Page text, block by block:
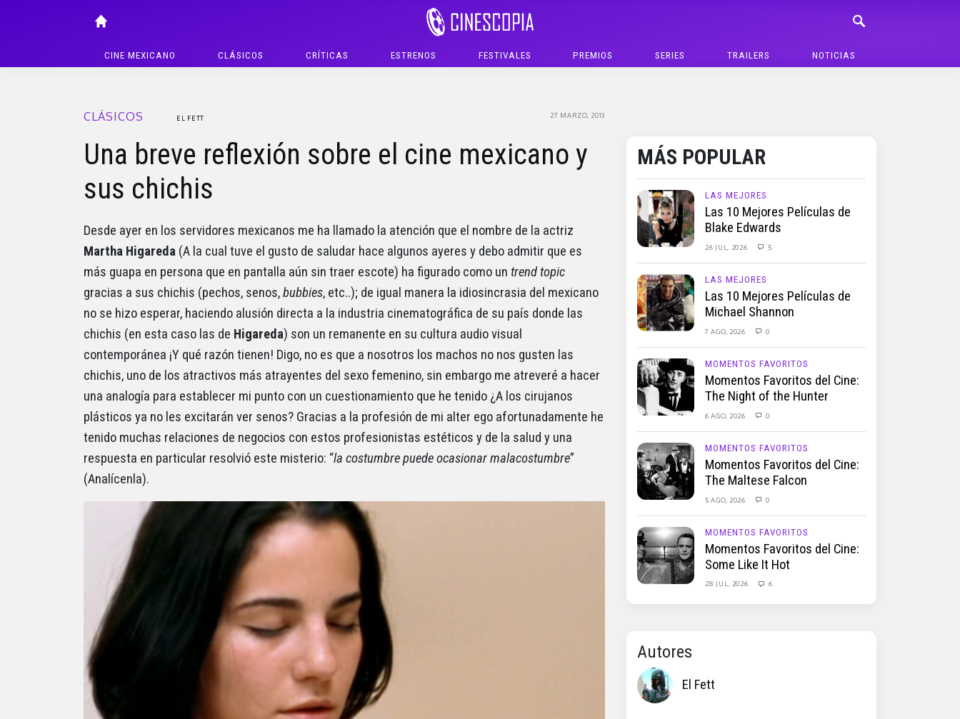
CINE MEXICANO CLÁSICOS CRÍTICAS ESTRENOS FESTIVALES PREMIOS SERIES TRAILERS NOTICIAS
CLÁSICOS 27 MARZO, 2013
EL FETT
Una breve reflexión sobre el cine mexicano y
sus chichis
Desde ayer en los servidores mexicanos me ha llamado la atención que el nombre de la actriz
Martha Higareda (A la cual tuve el gusto de saludar hace algunos ayeres y debo admitir que es
más guapa en persona que en pantalla aún sin traer escote) ha figurado como un trend topic
gracias a sus chichis (pechos, senos,bubbies, etc..); de igual manera la idiosincrasia del mexicano
no se hizo esperar, haciendo alusión directa a la industria cinematográfica de su país donde las
chichis (en esta caso las de Higareda) son un remanente en su cultura audio visual
contemporánea ¡Y qué razón tienen! Digo, no es que a nosotros los machos no nos gusten las
chichis, uno de los atractivos más atrayentes del sexo femenino, sin embargo me atreveré a hacer
una analogía para establecer mi punto con un cuestionamiento que he tenido ¿A los cirujanos
plásticos ya no les excitarán ver senos? Gracias a la profesión de mi alter ego afortunadamente he
tenido muchas relaciones de negocios con estos profesionistas estéticos y de la salud y una
respuesta en particular resolvió este misterio: “la costumbre puede ocasionar malacostumbre”
(Analícenla).
MÁS POPULAR
LAS MEJORES
Las 10 Mejores Películas de
Blake Edwards
26 JUL, 2026 5
LAS MEJORES
Las 10 Mejores Películas de
Michael Shannon
7 AGO, 2026 0
MOMENTOS FAVORITOS
Momentos Favoritos del Cine:
The Night of the Hunter
6 AGO, 2026 0
MOMENTOS FAVORITOS
Momentos Favoritos del Cine:
The Maltese Falcon
5 AGO, 2026 0
MOMENTOS FAVORITOS
Momentos Favoritos del Cine:
Some Like It Hot
28 JUL, 2026 6
Autores
El Fett